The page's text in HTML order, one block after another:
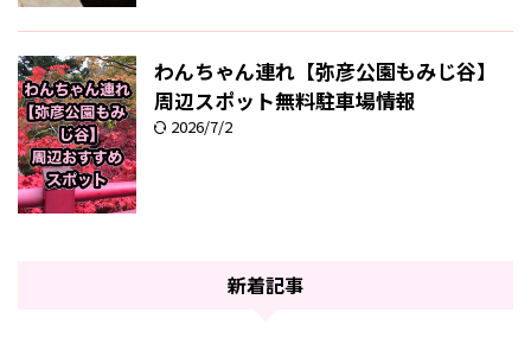
わんちゃん連れ【弥彦公園もみじ谷】
周辺スポット無料駐車場情報
2026/7/2
新着記事